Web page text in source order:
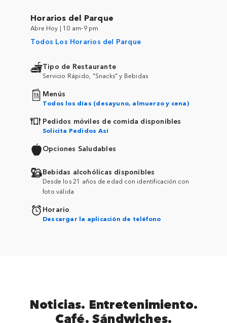
Horarios del Parque
Abre Hoy | 10 am-9 pm
Todos Los Horarios del Parque
Tipo de Restaurante
Servicio Rápido, "Snacks" y Bebidas
Menús
Todos los días (desayuno, almuerzo y cena)
Pedidos móviles de comida disponibles
Solicita Pedidos Así
Opciones Saludables
Bebidas alcohólicas disponibles
Desde los 21 años de edad con identificación con
foto válida
Horario
Descargar la aplicación de teléfono
Noticias. Entretenimiento.
Café. Sándwiches.